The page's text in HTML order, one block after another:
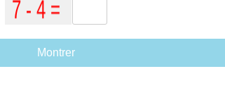
Montrer